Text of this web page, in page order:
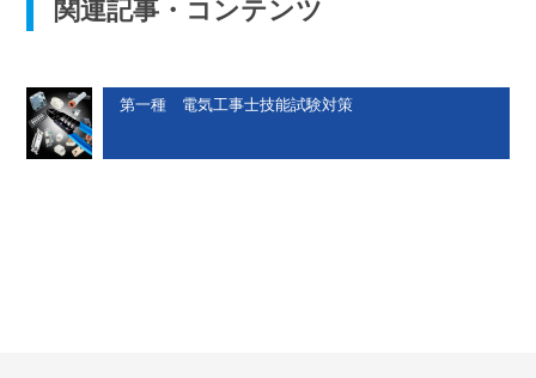
関連記事・コンテンツ
第一種 電気工事士技能試験対策